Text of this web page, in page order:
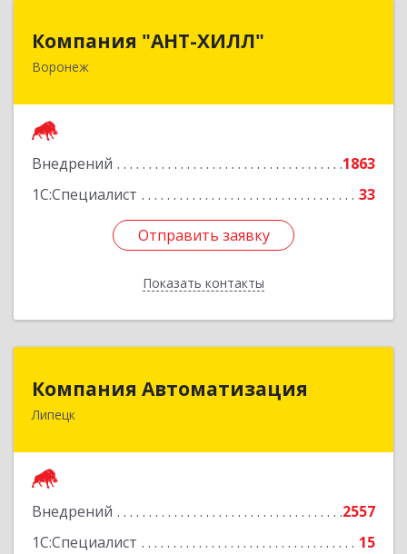
Компания "АНТ-ХИЛЛ"
Воронеж
Внедрений
1863
1С:Специалист
33
Отправить заявку
Показать контакты
394088, Воронежская обл, Воронеж г, Победы
Отправить заявку
Назад
Компания Автоматизация
Липецк
Внедрений
2557
1С:Специалист
15
398001, Липецкая обл, Липецк г, Победы пл,